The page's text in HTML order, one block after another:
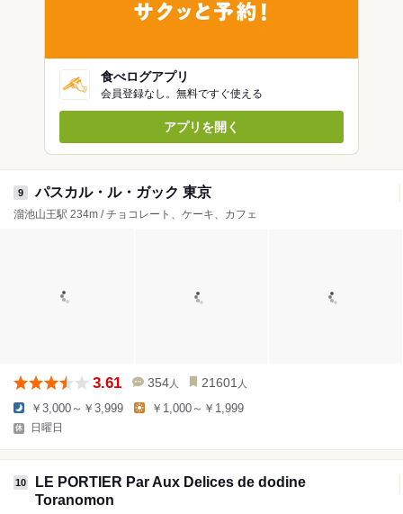
食べログアプリ
会員登録なし。無料ですぐ使える
アプリを開く
9 パスカル・ル・ガック 東京
溜池山王駅 234m / チョコレート、ケーキ、カフェ
3.61 354 人 21601 人
￥3,000～￥3,999 ￥1,000～￥1,999
日曜日
10
LE PORTIER Par Aux Delices de dodine
Toranomon